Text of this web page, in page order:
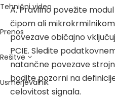
Tehnični video
Prenos
Rešitve
Usmerjevalnik
A. Pravilno povežite
čipom ali
povezave običajno
PCIE. Sledite
natančne povezave
bodite pozorni na
celovitost signala.